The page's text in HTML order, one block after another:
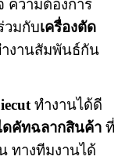
ความต้องการ
วมกับเครื่องตัด
งานสัมพันธ์กัน
ทำงานได้ดี
ดคัทฉลากสินค้า ที่
ทางทีมงานได้